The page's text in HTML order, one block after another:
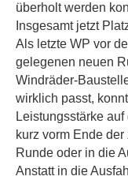
überholt werden
Insgesamt jetzt
Als letzte WP vor
gelegenen neuen
Windräder-
wirklich passt,
Leistungsstärke
kurz vorm Ende
Runde oder in die
Anstatt in die